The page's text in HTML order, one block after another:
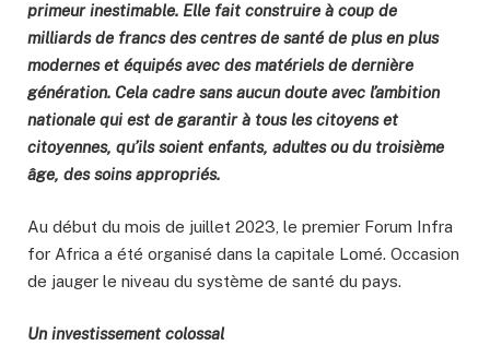
primeur inestimable. Elle fait construire à coup de
milliards de francs des centres de santé de plus en plus
modernes et équipés avec des matériels de dernière
génération. Cela cadre sans aucun doute avec l’ambition
nationale qui est de garantir à tous les citoyens et
citoyennes, qu’ils soient enfants, adultes ou du troisième
âge, des soins appropriés.
Au début du mois de juillet 2023, le premier Forum Infra
for Africa a été organisé dans la capitale Lomé. Occasion
de jauger le niveau du système de santé du pays.
Un investissement colossal